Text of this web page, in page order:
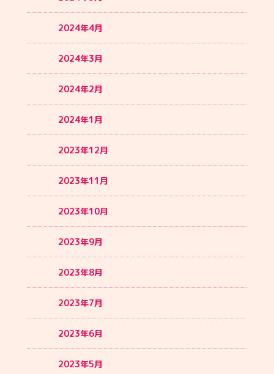
2024年4月
2024年3月
2024年2月
2024年1月
2023年12月
2023年11月
2023年10月
2023年9月
2023年8月
2023年7月
2023年6月
2023年5月